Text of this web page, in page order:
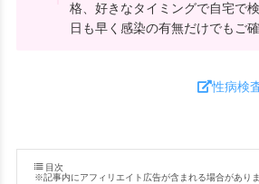
格、好きなタイミングで自宅で
日も早く感染の有無だけでもご
性病検
目次
※記事内にアフィリエイト広告が含まれる場合があり